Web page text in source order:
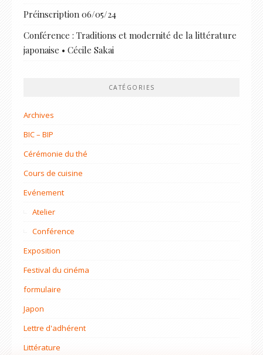
Préinscription 06/05/24
Conférence : Traditions et modernité de la littérature
japonaise • Cécile Sakai
CATÉGORIES
Archives
BIC – BIP
Cérémonie du thé
Cours de cuisine
Evénement
Atelier
Conférence
Exposition
Festival du cinéma
formulaire
Japon
Lettre d'adhérent
Littérature